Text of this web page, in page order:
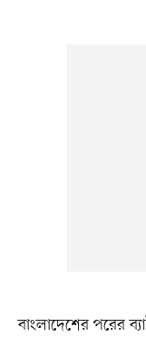
বাংলাদেশের পরের